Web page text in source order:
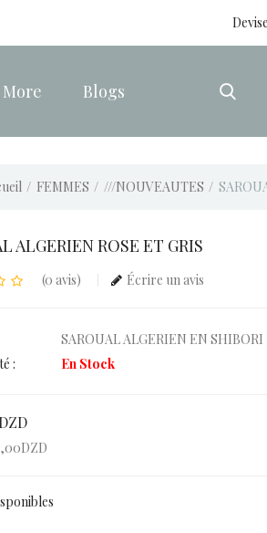
Devise
More Blogs
FEMMES ///NOUVEAUTES
ALGERIEN ROSE ET GRIS
(0 avis) Écrire un avis
SAROUAL ALGERIEN EN SHIBORI
:
En Stock